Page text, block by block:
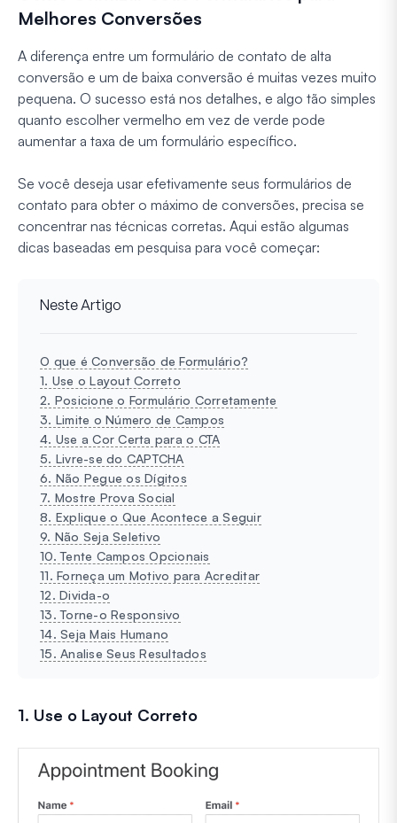
Melhores Conversões
A diferença entre um formulário de contato de alta
conversão e um de baixa conversão é muitas vezes muito
pequena. O sucesso está nos detalhes, e algo tão simples
quanto escolher vermelho em vez de verde pode
aumentar a taxa de um formulário específico.
Se você deseja usar efetivamente seus formulários de
contato para obter o máximo de conversões, precisa se
concentrar nas técnicas corretas. Aqui estão algumas
dicas baseadas em pesquisa para você começar:
Neste Artigo
O que é Conversão de Formulário?
1. Use o Layout Correto
2. Posicione o Formulário Corretamente
3. Limite o Número de Campos
4. Use a Cor Certa para o CTA
5. Livre-se do CAPTCHA
6. Não Pegue os Dígitos
7. Mostre Prova Social
8. Explique o Que Acontece a Seguir
9. Não Seja Seletivo
10. Tente Campos Opcionais
11. Forneça um Motivo para Acreditar
12. Divida-o
13. Torne-o Responsivo
14. Seja Mais Humano
15. Analise Seus Resultados
1. Use o Layout Correto